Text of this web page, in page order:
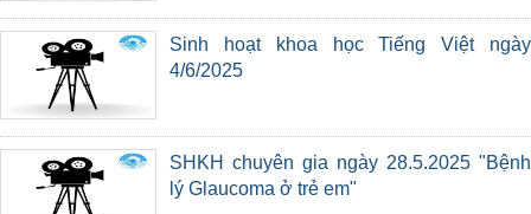
Sinh hoạt khoa học Tiếng Việt ngày
4/6/2025
SHKH chuyên gia ngày 28.5.2025 "Bệnh
lý Glaucoma ở trẻ em"